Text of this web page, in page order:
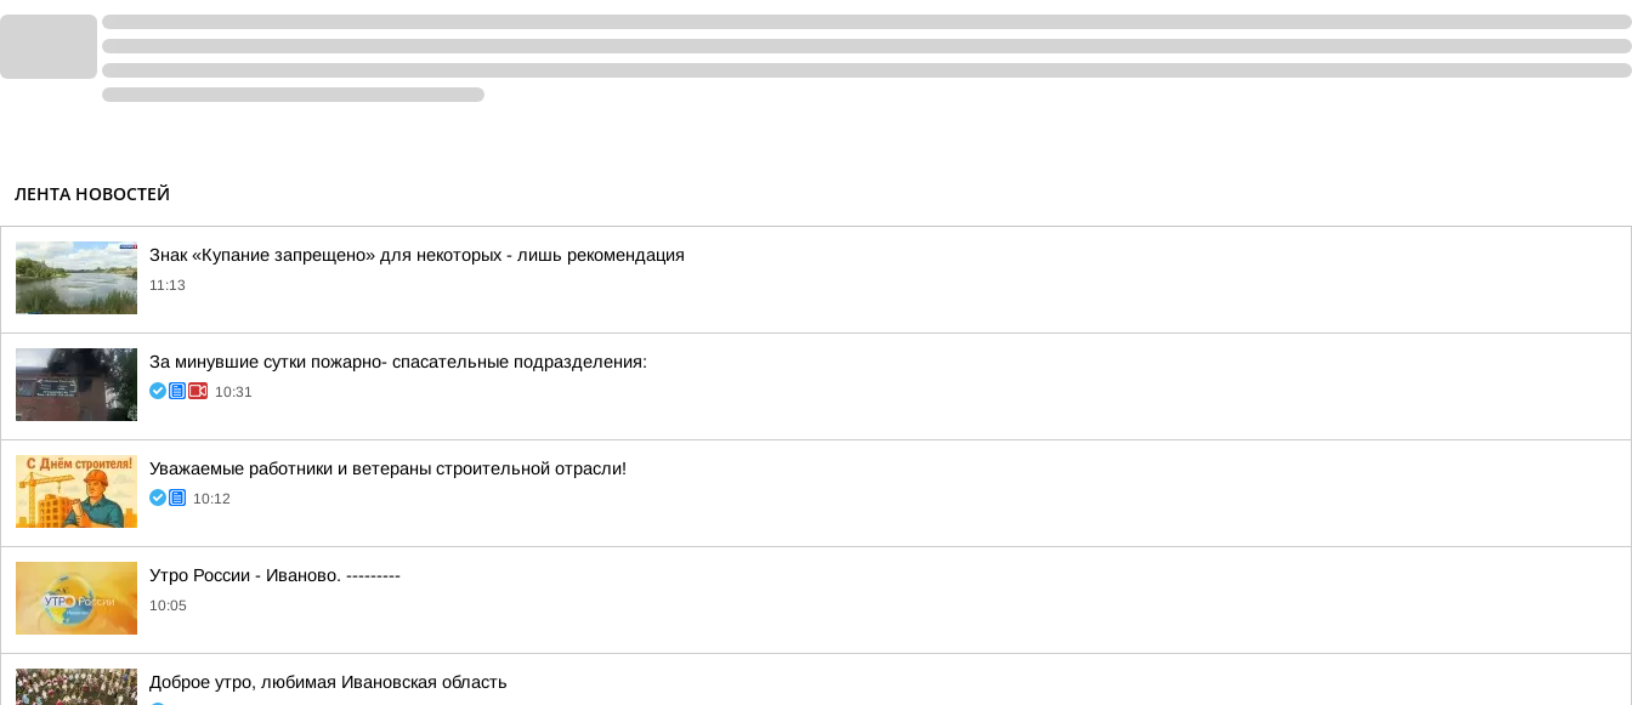
ЛЕНТА НОВОСТЕЙ
Знак «Купание запрещено» для некоторых - лишь рекомендация
11:13
За минувшие сутки пожарно- спасательные подразделения:
10:31
Уважаемые работники и ветераны строительной отрасли!
10:12
Утро России - Иваново. ---------
10:05
Доброе утро, любимая Ивановская область